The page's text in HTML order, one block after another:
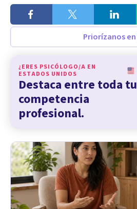
Priorízanos en
¿ERES PSICÓLOGO/A EN
ESTADOS UNIDOS
Destaca entre toda tu
competencia
profesional.